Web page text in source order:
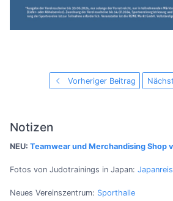
Vorheriger Beitrag
Notizen
NEU: Teamwear und Merchandising Shop
Fotos von Judotrainings in Japan:
Neues Vereinszentrum: Sporthalle